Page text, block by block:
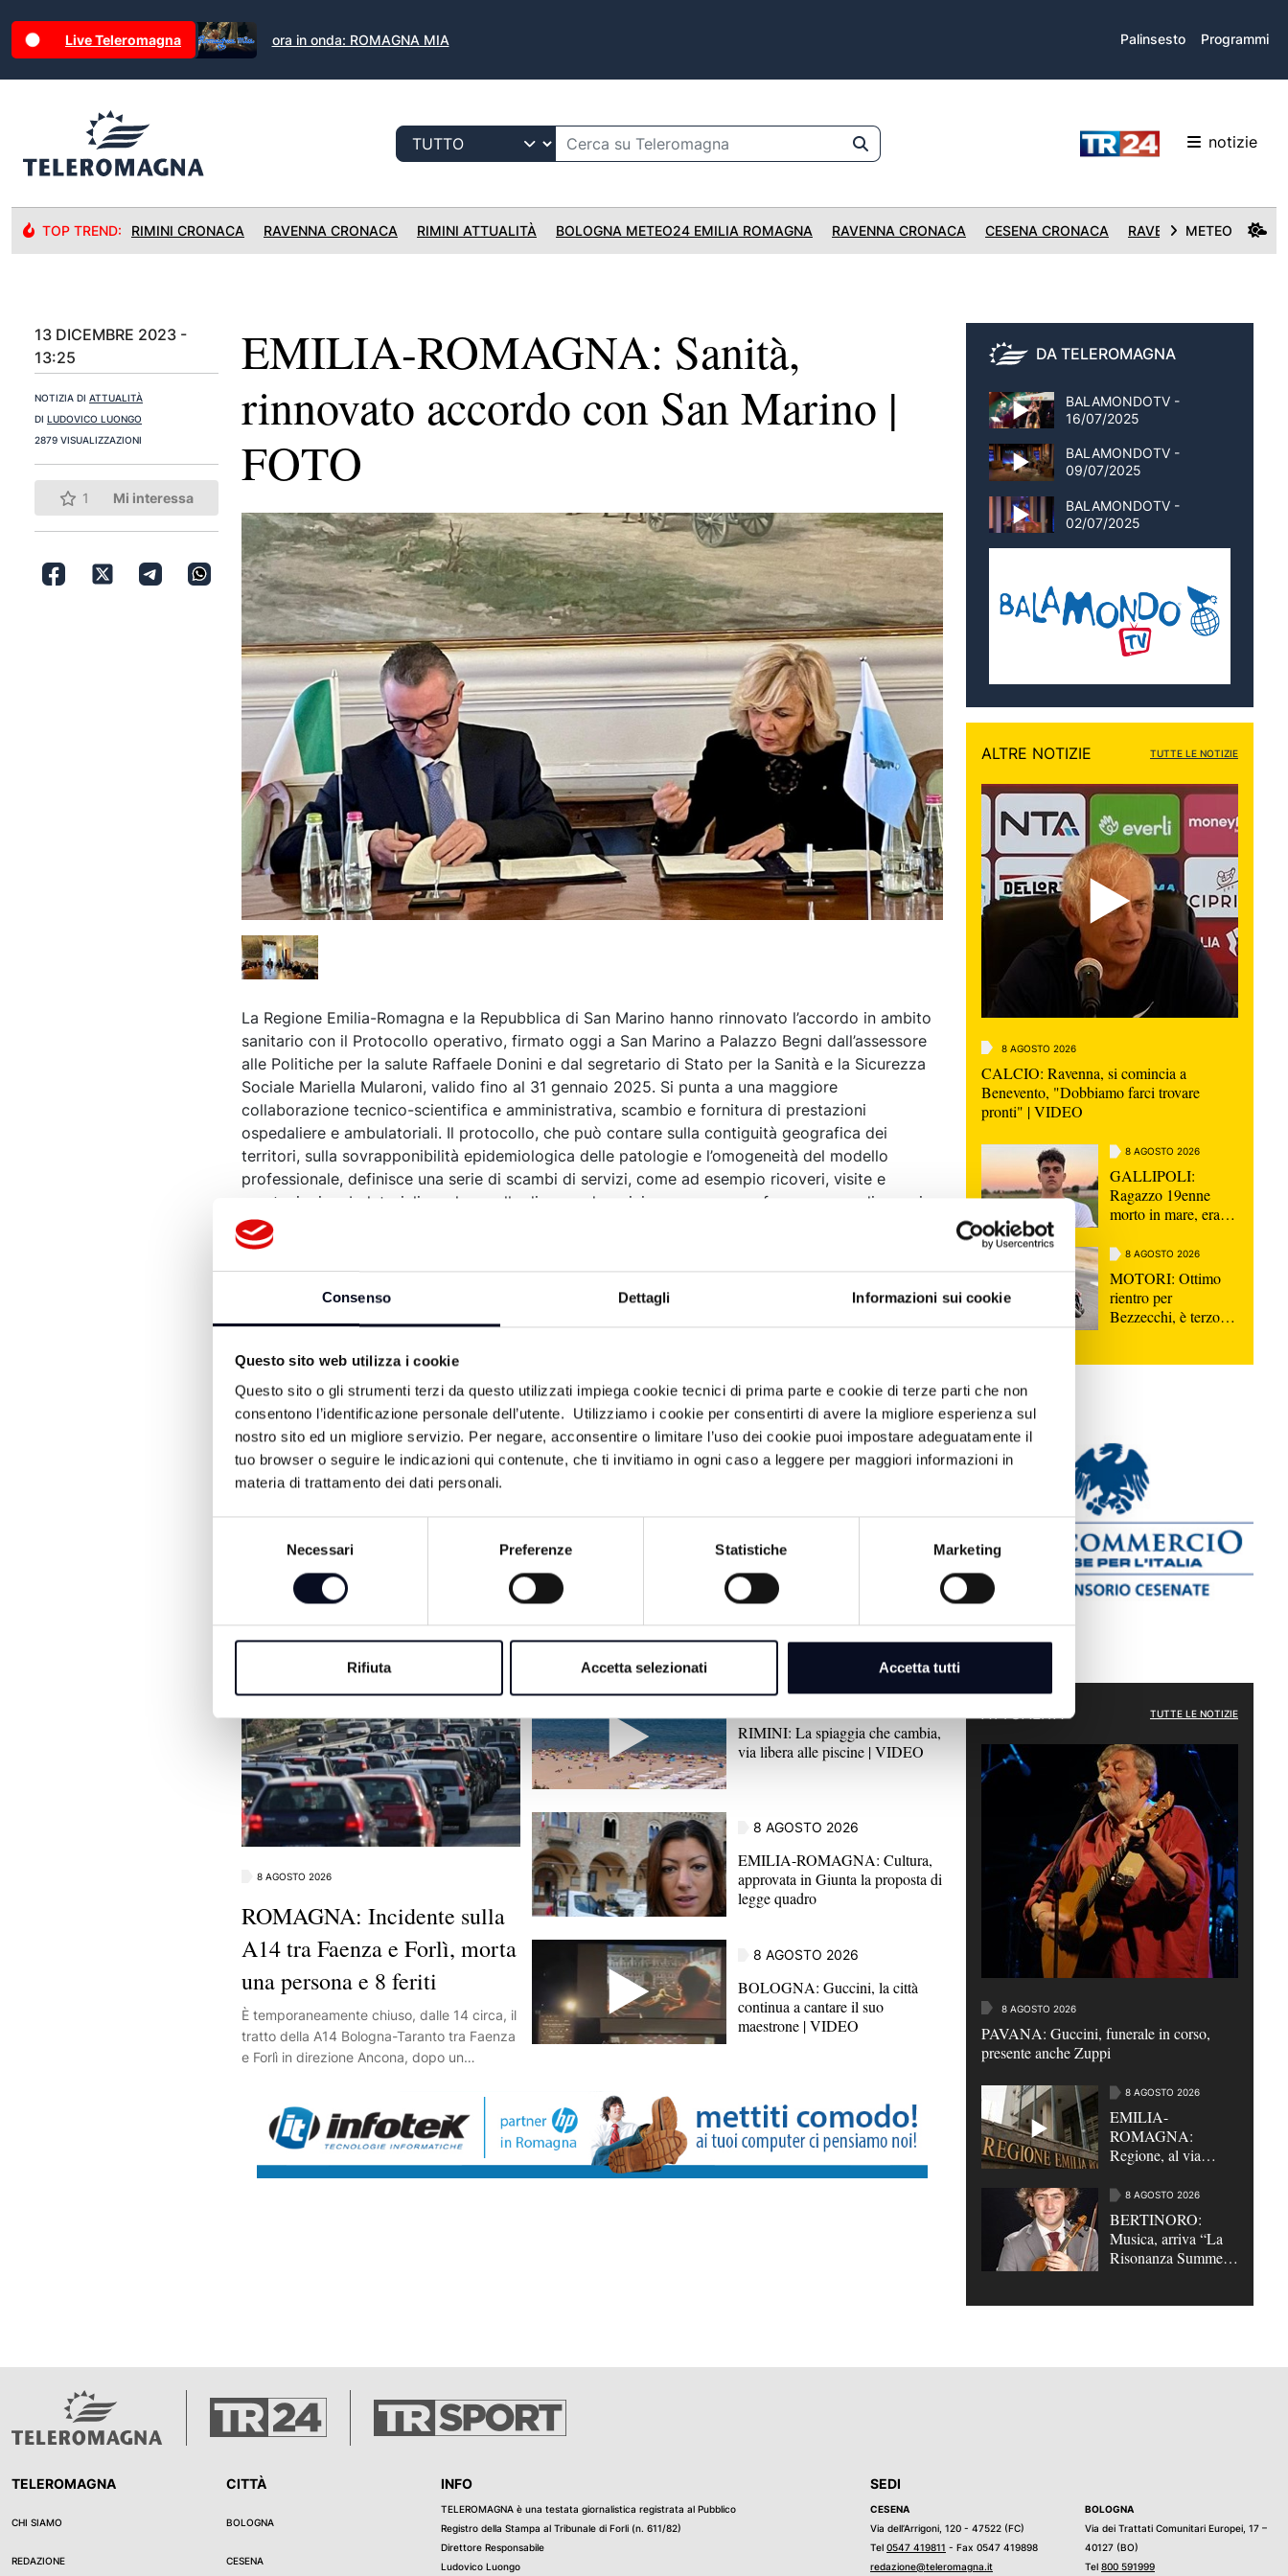
Consenso Dettagli Informazioni sui cookie
Questo sito web utilizza i cookie
Questo sito o gli strumenti terzi da questo utilizzati impiega cookie tecnici di prima parte e cookie di terze parti che non
consentono l’identificazione personale dell’utente. Utilizziamo i cookie per consentirti di avere la migliore esperienza sul
nostro sito ed un migliore servizio. Per negare, acconsentire o limitare l’uso dei cookie puoi impostare adeguatamente il
tuo browser o seguire le indicazioni qui contenute, che ti invitiamo in ogni caso a leggere per maggiori informazioni in
materia di trattamento dei dati personali.
Necessari Preferenze Statistiche Marketing
Rifiuta Accetta selezionati Accetta tutti
Live Teleromagna ora in onda: ROMAGNA MIA Palinsesto Programmi
notizie
TOP TREND: RIMINI CRONACA RAVENNA CRONACA RIMINI ATTUALITÀ BOLOGNA METEO24 EMILIA ROMAGNA RAVENNA CRONACA CESENA CRONACA RAVENNA CRONACA
METEO
13 DICEMBRE 2023 -
13:25
NOTIZIA DI ATTUALITÀ
DI LUDOVICO LUONGO
2879 VISUALIZZAZIONI
1 Mi interessa
EMILIA-ROMAGNA: Sanità,
rinnovato accordo con San Marino |
FOTO
La Regione Emilia-Romagna e la Repubblica di San Marino hanno rinnovato l’accordo in ambito
sanitario con il Protocollo operativo, firmato oggi a San Marino a Palazzo Begni dall’assessore
alle Politiche per la salute Raffaele Donini e dal segretario di Stato per la Sanità e la Sicurezza
Sociale Mariella Mularoni, valido fino al 31 gennaio 2025. Si punta a una maggiore
collaborazione tecnico-scientifica e amministrativa, scambio e fornitura di prestazioni
ospedaliere e ambulatoriali. Il protocollo, che può contare sulla contiguità geografica dei
territori, sulla sovrapponibilità epidemiologica delle patologie e l’omogeneità del modello
professionale, definisce una serie di scambi di servizi, come ad esempio ricoveri, visite e
prestazioni ambulatoriali, anche quelle di seconda opinione per una conferma su una diagnosi o
un trattamento. Previsti inoltre scambi nel settore di sangue, emoderivati e medicina
trasfusionale e supporto in campo amministrativo, in particolare per il servizio farmaceutico. E
ancora, saranno attivati percorsi condivisi di politica sanitaria, socio-sanitaria e sociale. Oltre ai
servizi e alle prestazioni, un ruolo rilevante verrà riservato alle forme di collaborazione tra
Marino. “Emilia-Romagna e Repubblica di San Marino- commenta l’assessore Donini-
condividono il valore di una sanità universalistica e la collaborazione che oggi rinnoviamo
intende offrire maggiori possibilità di cura per i cittadini dei due territori in un sistema di
reciprocità mettendo a disposizione strutture d’eccellenza dei rispettivi sistemi sanitari”.
ALTRE NOTIZIE DI ATTUALITÀ
8 AGOSTO 2026
ROMAGNA: Incidente sulla
A14 tra Faenza e Forlì, morta
una persona e 8 feriti
È temporaneamente chiuso, dalle 14 circa, il
tratto della A14 Bologna-Taranto tra Faenza
e Forlì in direzione Ancona, dopo un
8 AGOSTO 2026
RIMINI: La spiaggia che cambia,
via libera alle piscine | VIDEO
8 AGOSTO 2026
EMILIA-ROMAGNA: Cultura,
approvata in Giunta la proposta di
legge quadro
8 AGOSTO 2026
BOLOGNA: Guccini, la città
continua a cantare il suo
maestrone | VIDEO
DA TELEROMAGNA
BALAMONDOTV -
16/07/2025
BALAMONDOTV -
09/07/2025
BALAMONDOTV -
02/07/2025
ALTRE NOTIZIE TUTTE LE NOTIZIE
8 AGOSTO 2026
CALCIO: Ravenna, si comincia a
Benevento, "Dobbiamo farci trovare
pronti" | VIDEO
8 AGOSTO 2026
GALLIPOLI:
Ragazzo 19enne
morto in mare, era
R Elena Ugolini
8 AGOSTO 2026
MOTORI: Ottimo
rientro per
Bezzecchi, è terzo
ATTUALITÀ TUTTE LE NOTIZIE
8 AGOSTO 2026
PAVANA: Guccini, funerale in corso,
presente anche Zuppi
8 AGOSTO 2026
EMILIA-
ROMAGNA:
Regione, al via
assunzione per 35
posti di lavoro |
VIDEO
8 AGOSTO 2026
BERTINORO:
Musica, arriva “La
Risonanza Summer
TELEROMAGNA
CHI SIAMO
REDAZIONE
CITTÀ
BOLOGNA
CESENA
INFO
TELEROMAGNA è una testata giornalistica registrata al Pubblico
Registro della Stampa al Tribunale di Forli (n. 611/82)
Direttore Responsabile
Ludovico Luongo
SEDI
CESENA
Via dell’Arrigoni, 120 - 47522 (FC)
Tel 0547 419811 - Fax 0547 419898
redazione@teleromagna.it
BOLOGNA
Via dei Trattati Comunitari Europei, 17 –
40127 (BO)
Tel 800 591999